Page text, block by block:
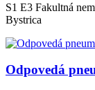
S1 E3 Fakultná
Bystrica
Odpovedá